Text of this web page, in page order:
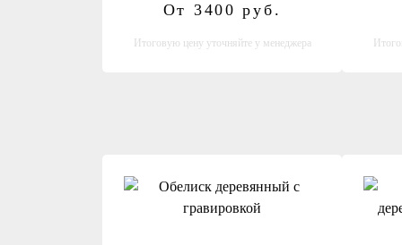
От 3400 руб.
Итоговую цену уточняйте у менеджера